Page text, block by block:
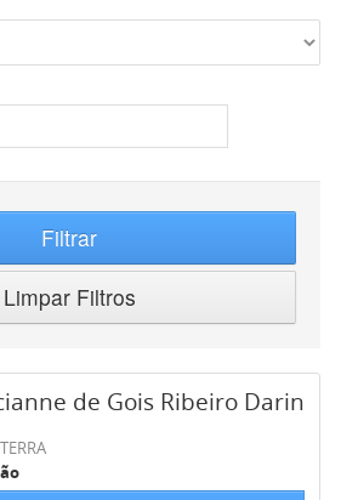
Filtrar
Limpar Filtros
de Gois Ribeiro Darin